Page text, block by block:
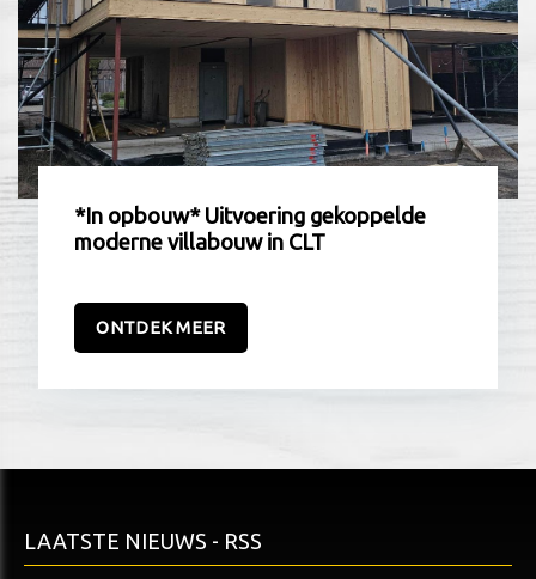
*In opbouw* Uitvoering gekoppelde
moderne villabouw in CLT
ONTDEK MEER
LAATSTE NIEUWS - RSS